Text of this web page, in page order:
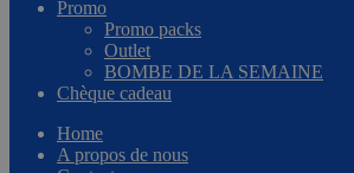
Promo
Promo packs
Outlet
BOMBE DE LA SEMAINE
Chèque cadeau
Home
A propos de nous